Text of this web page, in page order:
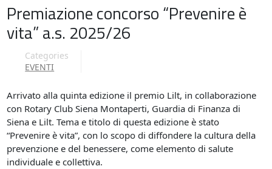
Premiazione concorso “Prevenire è
vita” a.s. 2025/26
Categories
EVENTI
Arrivato alla quinta edizione il premio Lilt, in collaborazione
con Rotary Club Siena Montaperti, Guardia di Finanza di
Siena e Lilt. Tema e titolo di questa edizione è stato
“Prevenire è vita”, con lo scopo di diffondere la cultura della
prevenzione e del benessere, come elemento di salute
individuale e collettiva.